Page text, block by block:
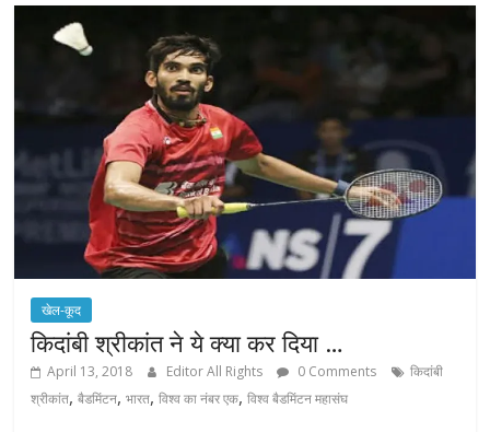
खेल-कूद
किदांबी श्रीकांत ने ये क्या कर दिया …
April 13, 2018 Editor All Rights 0 Comments
किदांबी
श्रीकांत,बैडमिंटन,भारत,विश्व का नंबर एक,विश्व बैडमिंटन महासंघ